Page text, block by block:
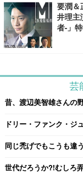
要潤＆
井理主
者-」